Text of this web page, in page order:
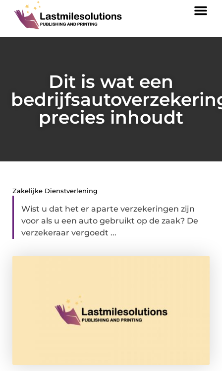
Dit is wat een
precies inhoudt
Zakelijke Dienstverlening
Wist u dat het er aparte verzekeringen zijn
voor als u een auto gebruikt op de zaak? De
verzekeraar vergoedt ...